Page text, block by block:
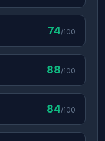
74/100
88/100
84/100